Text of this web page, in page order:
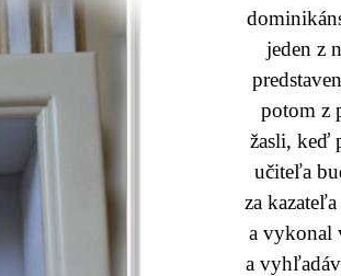
jeden z
potom z
žasli, keď
učiteľa
za
a vykonal
a